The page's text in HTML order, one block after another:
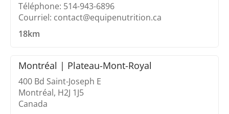
Téléphone: 514-943-6896
Courriel: contact@equipenutrition.ca
18km
Montréal | Plateau-Mont-Royal
400 Bd Saint-Joseph E
Montréal, H2J 1J5
Canada